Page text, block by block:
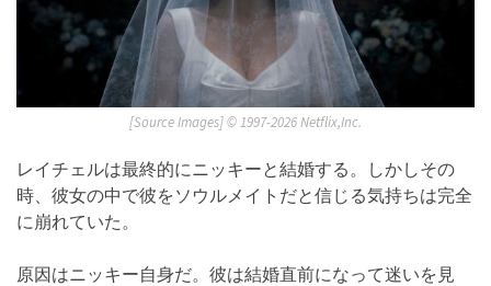
[Source Images] ©︎ 1997-2026 Netflix,Inc.
レイチェルは最終的にニッキーと結婚する。しかしその
時、彼女の中で彼をソウルメイトだと信じる気持ちは完全
に崩れていた。
原因はニッキー自身だ。彼は結婚直前になって迷いを見